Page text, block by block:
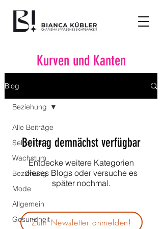
Kurven und Kanten
Blog
Alle Beiträge
Selbstliebe
Wachstum
Beziehung
Mode
Allgemein
Gesundheit
Beziehung
Beitrag demnächst verfügbar
Entdecke weitere Kategorien
dieses Blogs oder versuche es
später nochmal.
Zum Newsletter anmelden!